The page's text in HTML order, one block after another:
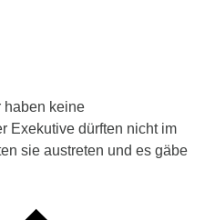
haben keine
Exekutive dürften nicht im
sie austreten und es gäbe